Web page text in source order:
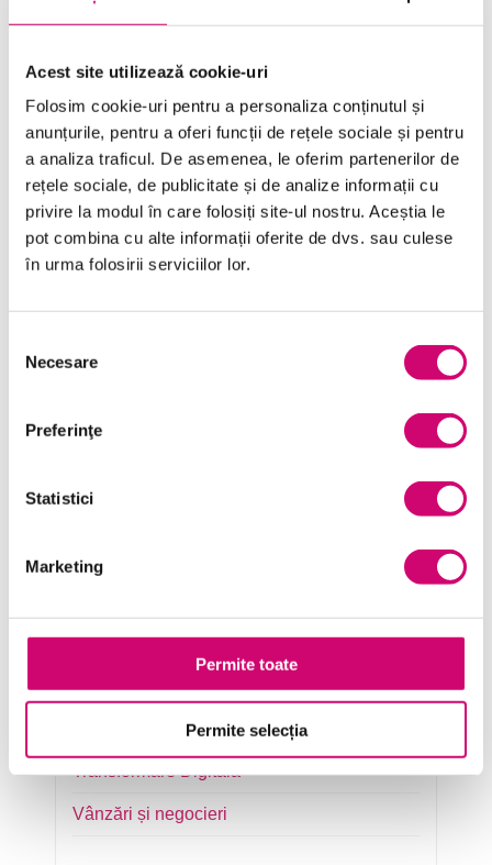
Acest site utilizează cookie-uri
Folosim cookie-uri pentru a personaliza conținutul și
anunțurile, pentru a oferi funcții de rețele sociale și pentru
a analiza traficul. De asemenea, le oferim partenerilor de
rețele sociale, de publicitate și de analize informații cu
privire la modul în care folosiți site-ul nostru. Aceștia le
pot combina cu alte informații oferite de dvs. sau culese
în urma folosirii serviciilor lor.
consimțământului
Necesare
Preferinţe
Statistici
Marketing
Permite toate
Permite selecția
SOLICITĂ OFERTĂ
Categorii de Cursuri
Finanțe
Marketing
Project Management
Resurse Umane
Serviciul clienți
Transformare Digitală
Vânzări și negocieri